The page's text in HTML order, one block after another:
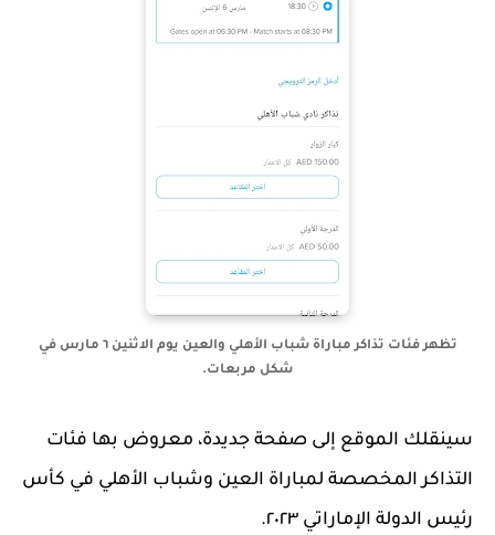
تظهر فئات تذاكر مباراة شباب الأهلي والعين يوم الاثنين ٦ مارس في
شكل مربعات.
سينقلك الموقع إلى صفحة جديدة، معروض بها فئات
التذاكر المخصصة لمباراة العين وشباب الأهلي في كأس
رئيس الدولة الإماراتي ٢٠٢٣.